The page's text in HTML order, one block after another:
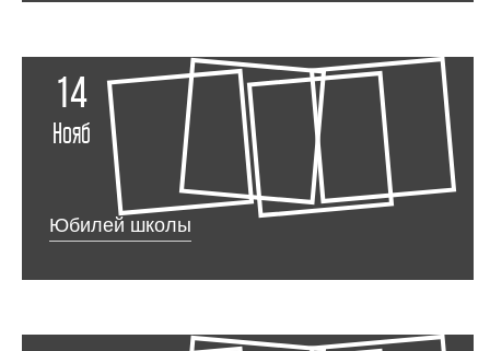
14
Нояб
Юбилей школы